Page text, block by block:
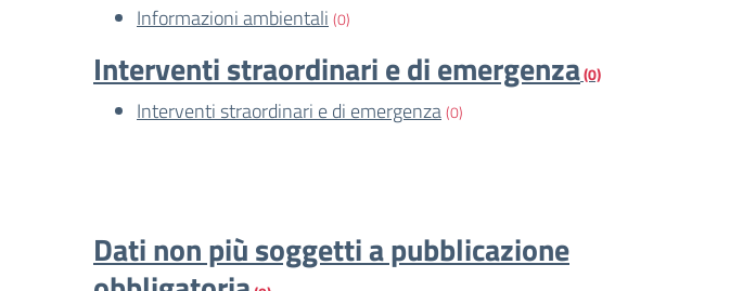
Informazioni ambientali (0)
Interventi straordinari e di emergenza(0)
Interventi straordinari e di emergenza(0)
Dati non più soggetti a pubblicazione